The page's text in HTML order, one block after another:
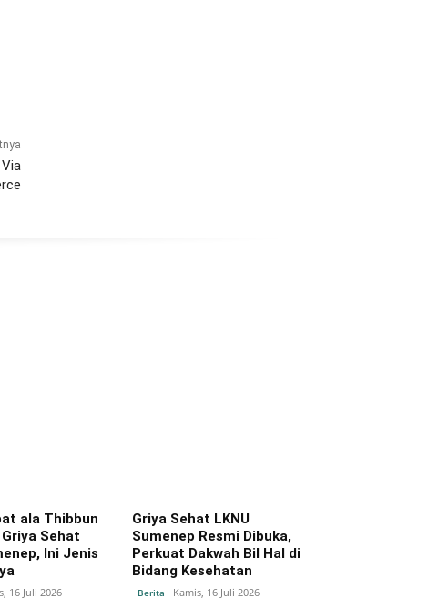
ala Thibbun
Sehat
Ini Jenis
16 Juli 2026
Griya Sehat LKNU
Sumenep Resmi Dibuka,
Perkuat Dakwah Bil Hal di
Bidang Kesehatan
Berita Kamis, 16 Juli 2026